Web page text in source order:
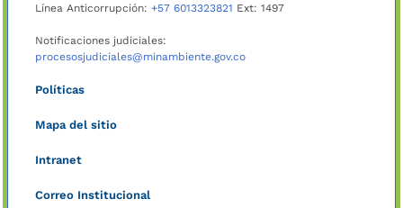
Línea Anticorrupción: +57 6013323821 Ext: 1497
Notificaciones judiciales:
procesosjudiciales@minambiente.gov.co
Políticas
Mapa del sitio
Intranet
Correo Institucional